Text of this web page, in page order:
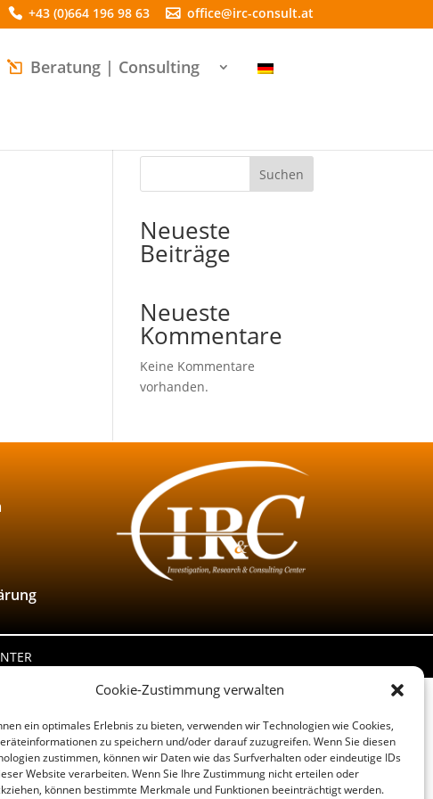
Cookie-Zustimmung verwalten
ein optimales Erlebnis zu bieten, verwenden wir Technologien wie Cookies,
zu speichern und/oder darauf zuzugreifen. Wenn Sie diesen
zustimmen, können wir Daten wie das Surfverhalten oder eindeutige IDs
Website verarbeiten. Wenn Sie Ihre Zustimmung nicht erteilen oder
können bestimmte Merkmale und Funktionen beeinträchtigt werden.
+43 (0)664 196 98 63 office@irc-consult.at
Beratung | Consulting
Suchen
Neueste
Beiträge
Neueste
Kommentare
Keine Kommentare
vorhanden.